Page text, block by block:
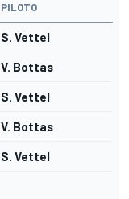
PILOTO
S. Vettel
V. Bottas
S. Vettel
V. Bottas
S. Vettel